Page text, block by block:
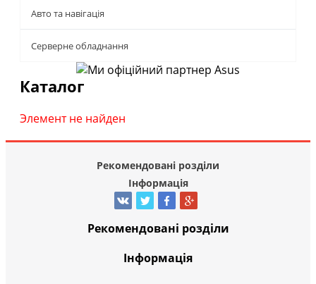
Авто та навігація
Серверне обладнання
Каталог
Элемент не найден
Рекомендовані розділи
Інформація
Рекомендовані розділи
Інформація